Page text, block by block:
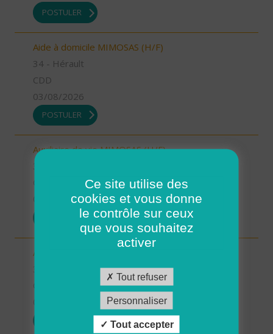
POSTULER
Aide à domicile MIMOSAS (H/F)
34 - Hérault
CDD
03/08/2026
POSTULER
Auxiliaire de vie MIMOSAS (H/F)
03/08/2026
POSTULER
Auxiliaire de vie MONTPELLIER OUEST (H/F)
Ce site utilise des
cookies et vous donne
le contrôle sur ceux
que vous souhaitez
activer
Tout refuser
Personnaliser
Tout accepter